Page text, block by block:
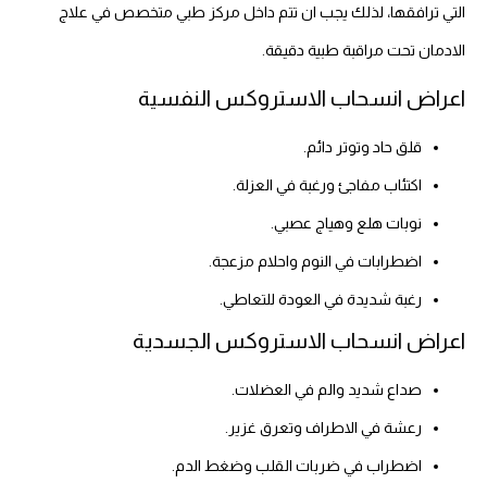
التي ترافقها، لذلك يجب ان تتم داخل مركز طبي متخصص في علاج
الادمان تحت مراقبة طبية دقيقة.
اعراض انسحاب الاستروكس النفسية
قلق حاد وتوتر دائم.
اكتئاب مفاجئ ورغبة في العزلة.
نوبات هلع وهياج عصبي.
اضطرابات في النوم واحلام مزعجة.
رغبة شديدة في العودة للتعاطي.
اعراض انسحاب الاستروكس الجسدية
صداع شديد والم في العضلات.
رعشة في الاطراف وتعرق غزير.
اضطراب في ضربات القلب وضغط الدم.